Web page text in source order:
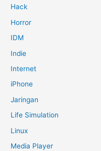
Hack
Horror
IDM
Indie
Internet
iPhone
Jaringan
Life Simulation
Linux
Media Player